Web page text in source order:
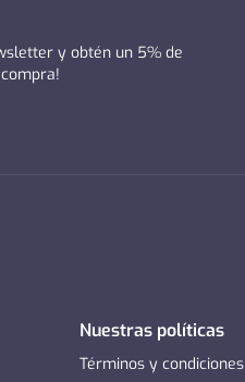
y obtén un 5% de
Nuestras políticas
Términos y condiciones